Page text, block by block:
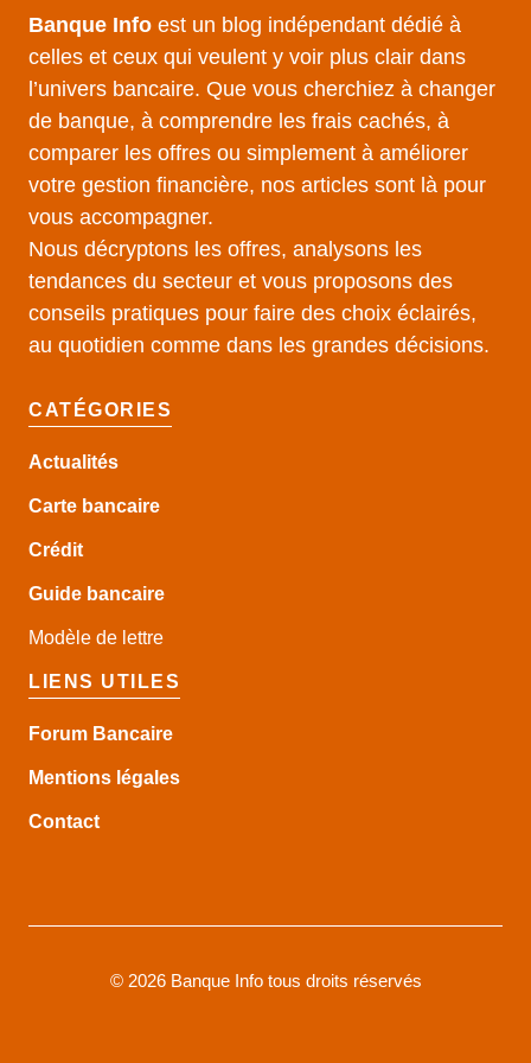
Banque Info est un blog indépendant dédié à
celles et ceux qui veulent y voir plus clair dans
l’univers bancaire. Que vous cherchiez à changer
de banque, à comprendre les frais cachés, à
comparer les offres ou simplement à améliorer
votre gestion financière, nos articles sont là pour
vous accompagner.
Nous décryptons les offres, analysons les
tendances du secteur et vous proposons des
conseils pratiques pour faire des choix éclairés,
au quotidien comme dans les grandes décisions.
CATÉGORIES
Actualités
Carte bancaire
Crédit
Guide bancaire
Modèle de lettre
LIENS UTILES
Forum Bancaire
Mentions légales
Contact
© 2026 Banque Info tous droits réservés